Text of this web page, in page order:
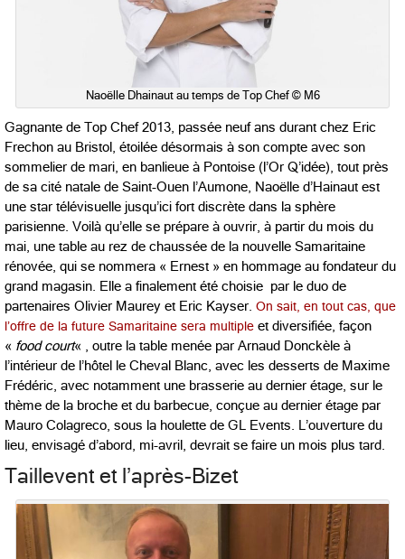
Naoëlle Dhainaut au temps de Top Chef © M6
Gagnante de Top Chef 2013, passée neuf ans durant chez Eric
Frechon au Bristol, étoilée désormais à son compte avec son
sommelier de mari, en banlieue à Pontoise (l’Or Q’idée), tout près
de sa cité natale de Saint-Ouen l’Aumone, Naoëlle d’Hainaut est
une star télévisuelle jusqu’ici fort discrète dans la sphère
parisienne. Voilà qu’elle se prépare à ouvrir, à partir du mois du
mai, une table au rez de chaussée de la nouvelle Samaritaine
rénovée, qui se nommera « Ernest » en hommage au fondateur du
grand magasin. Elle a finalement été choisie par le duo de
partenaires Olivier Maurey et Eric Kayser. On sait, en tout cas, que
l’offre de la future Samaritaine sera multiple et diversifiée, façon
« food court« , outre la table menée par Arnaud Donckèle à
l’intérieur de l’hôtel le Cheval Blanc, avec les desserts de Maxime
Frédéric, avec notamment une brasserie au dernier étage, sur le
thème de la broche et du barbecue, conçue au dernier étage par
Mauro Colagreco, sous la houlette de GL Events. L’ouverture du
lieu, envisagé d’abord, mi-avril, devrait se faire un mois plus tard.
Taillevent et l’après-Bizet